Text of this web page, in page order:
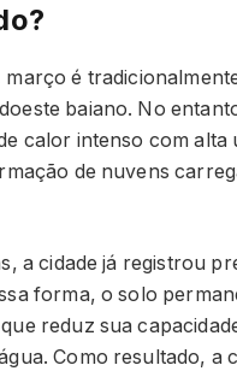
março é
baiano. No
calor intenso com alta
de nuvens
a cidade já registrou
forma, o solo
reduz sua
Como resultado, a